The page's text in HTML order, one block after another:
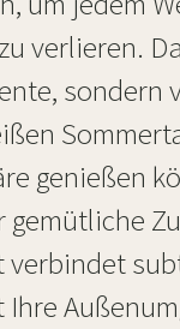
verlieren.
sondern
genießen